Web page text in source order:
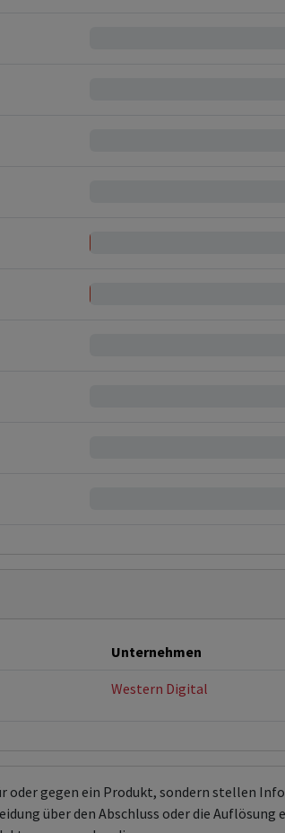
Unternehmen
Western Digital
oder gegen ein Produkt, sondern stellen
über den Abschluss oder die